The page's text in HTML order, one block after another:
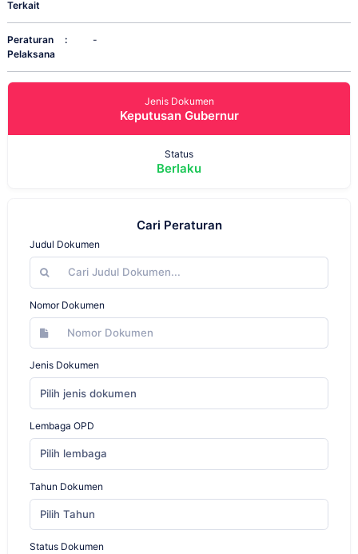
Terkait
Peraturan
Pelaksana
: -
Jenis Dokumen
Keputusan Gubernur
Status
Berlaku
Cari Peraturan
Judul Dokumen
Nomor Dokumen
Jenis Dokumen
Pilih jenis dokumen
Lembaga OPD
Pilih lembaga
Tahun Dokumen
Pilih Tahun
Status Dokumen